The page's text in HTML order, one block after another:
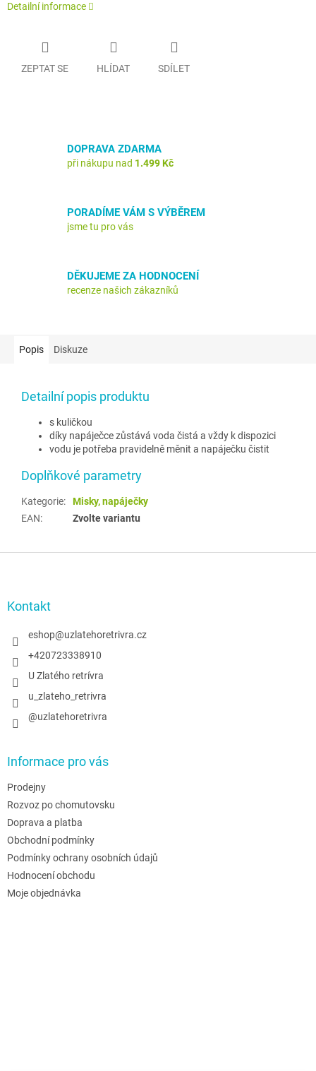
Detailní informace
ZEPTAT SE HLÍDAT SDÍLET
DOPRAVA ZDARMA
při nákupu nad 1.499 Kč
PORADÍME VÁM S VÝBĚREM
jsme tu pro vás
DĚKUJEME ZA HODNOCENÍ
recenze našich zákazníků
Popis Diskuze
Detailní popis produktu
s kuličkou
díky napáječce zůstává voda čistá a vždy k dispozici
vodu je potřeba pravidelně měnit a napáječku čistit
Doplňkové parametry
Kategorie:
Misky, napáječky
EAN: Zvolte variantu
Kontakt
eshop@uzlatehoretrivra.cz
+420723338910
U Zlatého retrívra
u_zlateho_retrivra
@uzlatehoretrivra
Informace pro vás
Prodejny
Rozvoz po chomutovsku
Doprava a platba
Obchodní podmínky
Podmínky ochrany osobních údajů
Hodnocení obchodu
Moje objednávka